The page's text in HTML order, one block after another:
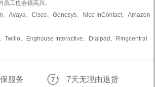
工也会很高兴。
、Avaya、Cisco、Genesys、Nice InContact、Amazon
Twilio、Enghouse Interactive、Dialpad、Ringcentral
服务 7天无理由退货